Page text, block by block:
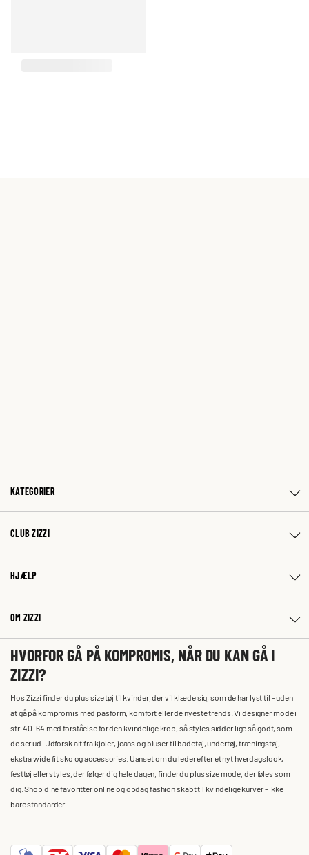
KATEGORIER
CLUB ZIZZI
HJÆLP
OM ZIZZI
HVORFOR GÅ PÅ KOMPROMIS, NÅR DU KAN GÅ I
ZIZZI?
Hos Zizzi finder du plus size tøj til kvinder, der vil klæde sig, som de har lyst til – uden
at gå på kompromis med pasform, komfort eller de nyeste trends. Vi designer mode i
str. 40-64 med forståelse for den kvindelige krop, så styles sidder lige så godt, som
de ser ud. Udforsk alt fra kjoler, jeans og bluser til badetøj, undertøj, træningstøj,
ekstra wide fit sko og accessories. Uanset om du leder efter et nyt hverdagslook,
festtøj eller styles, der følger dig hele dagen, finder du plus size mode, der føles som
dig. Shop dine favoritter online og opdag fashion skabt til kvindelige kurver – ikke
bare standarder.